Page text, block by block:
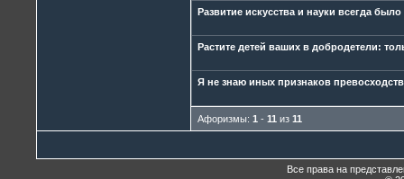
Развитие искусства и науки всегда
Растите детей ваших в добродетели:
Я не знаю иных признаков
Афоризмы: 1 - 11 из 11
Все права на